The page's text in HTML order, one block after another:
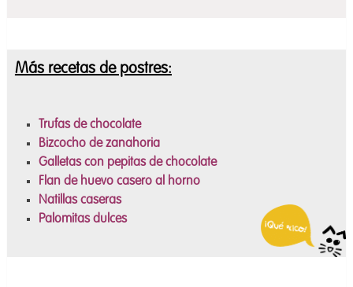
Más recetas de postres:
Trufas de chocolate
Bizcocho de zanahoria
Galletas con pepitas de chocolate
Flan de huevo casero al horno
Natillas caseras
Palomitas dulces